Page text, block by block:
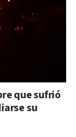
que sufrió
su